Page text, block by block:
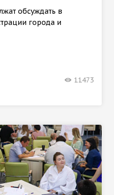
обсуждать в
города и
11473